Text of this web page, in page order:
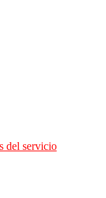
del servicio